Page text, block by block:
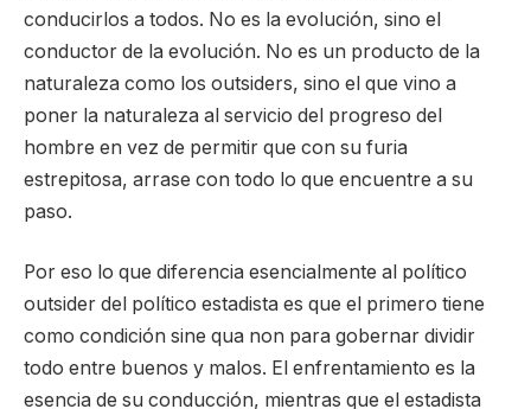
conducirlos a todos. No es la evolución, sino el
conductor de la evolución. No es un producto de la
naturaleza como los outsiders, sino el que vino a
poner la naturaleza al servicio del progreso del
hombre en vez de permitir que con su furia
estrepitosa, arrase con todo lo que encuentre a su
paso.
Por eso lo que diferencia esencialmente al político
outsider del político estadista es que el primero tiene
como condición sine qua non para gobernar dividir
todo entre buenos y malos. El enfrentamiento es la
esencia de su conducción, mientras que el estadista